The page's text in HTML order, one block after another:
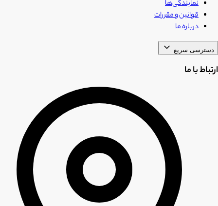
نمایندگی‌ها
قوانین و مقررات
درباره ما
دسترسی سریع
ارتباط با ما